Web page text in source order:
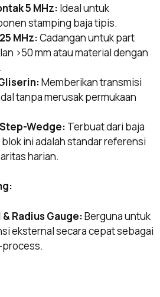
5 MHz: Ideal untuk
stamping baja tipis.
MHz:Cadangan untuk part
>50 mm atau material dengan
Memberikan transmisi
tanpa merusak permukaan
Wedge: Terbuat dari baja
ini adalah standar referensi
harian.
Radius Gauge:Berguna untuk
eksternal secara cepat sebagai